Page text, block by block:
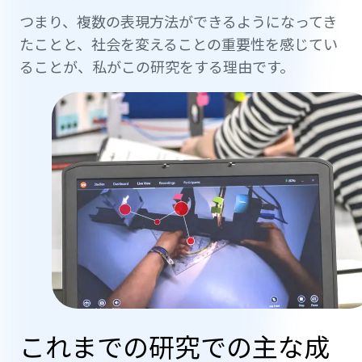
つまり、複数の表現方法ができるようになってき
たことと、社会を変えることの重要性を感じてい
ることが、私がこの研究をする理由です。
これまでの研究での主な成